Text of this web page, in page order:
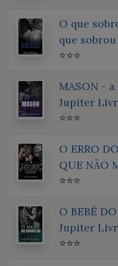
O que
que
⭐⭐⭐
MASON -
Jupiter
⭐⭐⭐
O ERRO
QUE NÃO
⭐⭐⭐
O BEBÊ
Jupiter
⭐⭐⭐